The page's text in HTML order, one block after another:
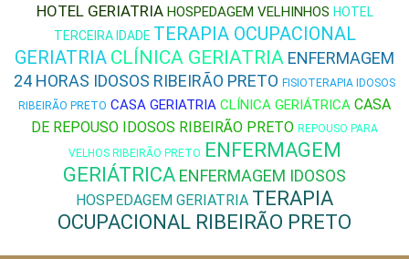
HOTEL GERIATRIA HOSPEDAGEM VELHINHOS HOTEL
TERCEIRA IDADE TERAPIA OCUPACIONAL
GERIATRIA CLÍNICA GERIATRIA ENFERMAGEM
24 HORAS IDOSOS RIBEIRÃO PRETO FISIOTERAPIA IDOSOS
RIBEIRÃO PRETO CASA GERIATRIA CLÍNICA GERIÁTRICA CASA
DE REPOUSO IDOSOS RIBEIRÃO PRETO REPOUSO PARA
VELHOS RIBEIRÃO PRETO ENFERMAGEM
GERIÁTRICA ENFERMAGEM IDOSOS
HOSPEDAGEM GERIATRIA TERAPIA
OCUPACIONAL RIBEIRÃO PRETO